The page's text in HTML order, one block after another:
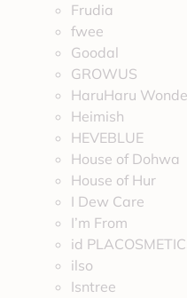
Frudia
fwee
Goodal
GROWUS
HaruHaru
Heimish
HEVEBLUE
House of Dohwa
House of Hur
I Dew Care
I’m From
id
ilso
Isntree